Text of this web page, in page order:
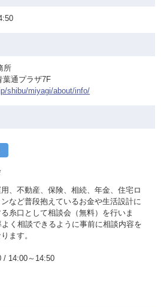
所
通プラザ7F
shibu/miyagi/about/info/
、不動産、保険、相続、年金、住宅ロ
など普段抱えているお金や生活設計に
糸口として相談会（無料）を行いま
く相談できるように事前に相談内容を
ます。
/ 14:00～14:50